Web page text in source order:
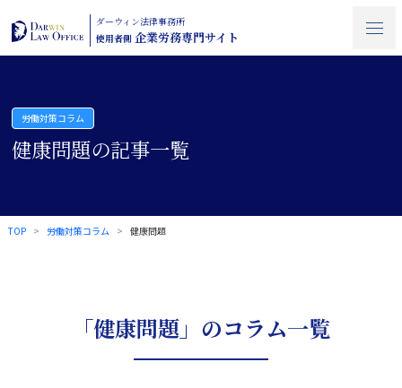
ダーウィン法律事務所
使用者側 企業労務専門サイト
労働対策コラム
健康問題の記事一覧
TOP 労働対策コラム 健康問題
「健康問題」のコラム一覧